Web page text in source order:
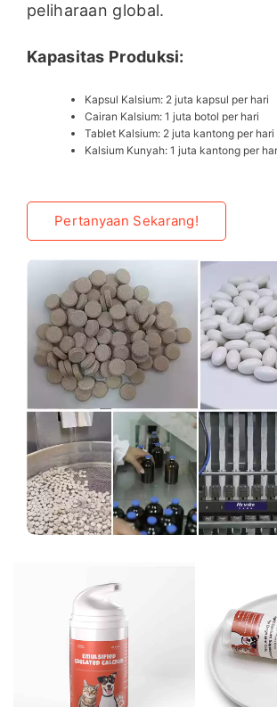
peliharaan global.
Kapasitas Produksi:
Kapsul Kalsium: 2 juta kapsul per hari
Cairan Kalsium: 1 juta botol per hari
Tablet Kalsium: 2 juta kantong per hari
Kalsium Kunyah: 1 juta kantong per
Pertanyaan Sekarang!